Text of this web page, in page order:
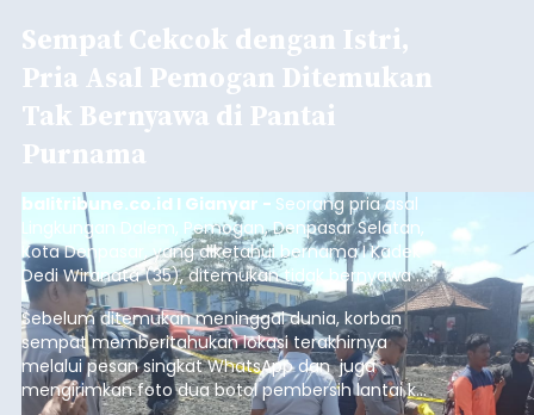
Sempat Cekcok dengan Istri,
Pria Asal Pemogan Ditemukan
Tak Bernyawa di Pantai
Purnama
balitribune.co.id I Gianyar - Seorang pria asal
Lingkungan Dalem, Pemogan, Denpasar Selatan,
Kota Denpasar, yang diketahui bernama I Kadek
Dedi Wiranata (35), ditemukan tidak bernyawa di
pesisir Pantai Purnama, Sukawati.
Sebelum ditemukan meninggal dunia, korban
sempat memberitahukan lokasi terakhirnya
melalui pesan singkat WhatsApp dan juga
mengirimkan foto dua botol pembersih lantai ke